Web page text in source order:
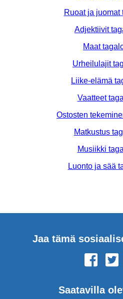
Ruoat ja juomat
Adjektiivit
Maat
Urheilulajit
Liike-elämä
Vaatteet
Ostosten
Matkustus
Musiikki
Luonto ja sää
Jaa tämä
Saatavilla